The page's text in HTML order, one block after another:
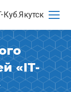
Куб.Якутск
«IT-